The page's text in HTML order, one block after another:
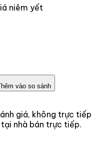
niêm yết
vào so sánh
giá, không trực tiếp
nhà bán trực tiếp.